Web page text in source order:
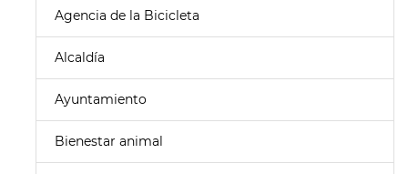
Agencia de la Bicicleta
Alcaldía
Ayuntamiento
Bienestar animal